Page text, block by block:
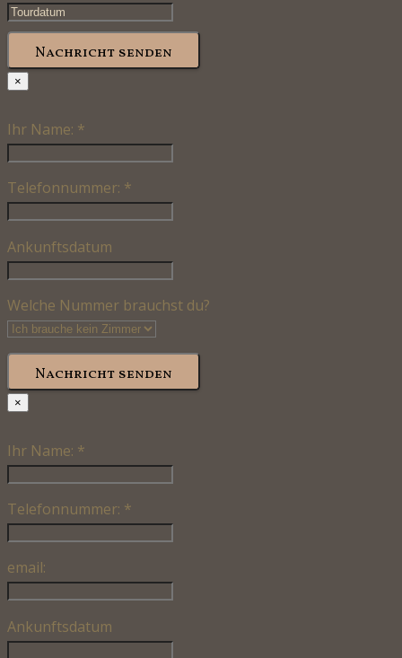
Nachricht senden
×
Ihr Name: *
Telefonnummer: *
Ankunftsdatum
Welche Nummer brauchst du?
Nachricht senden
×
Ihr Name: *
Telefonnummer: *
email:
Ankunftsdatum